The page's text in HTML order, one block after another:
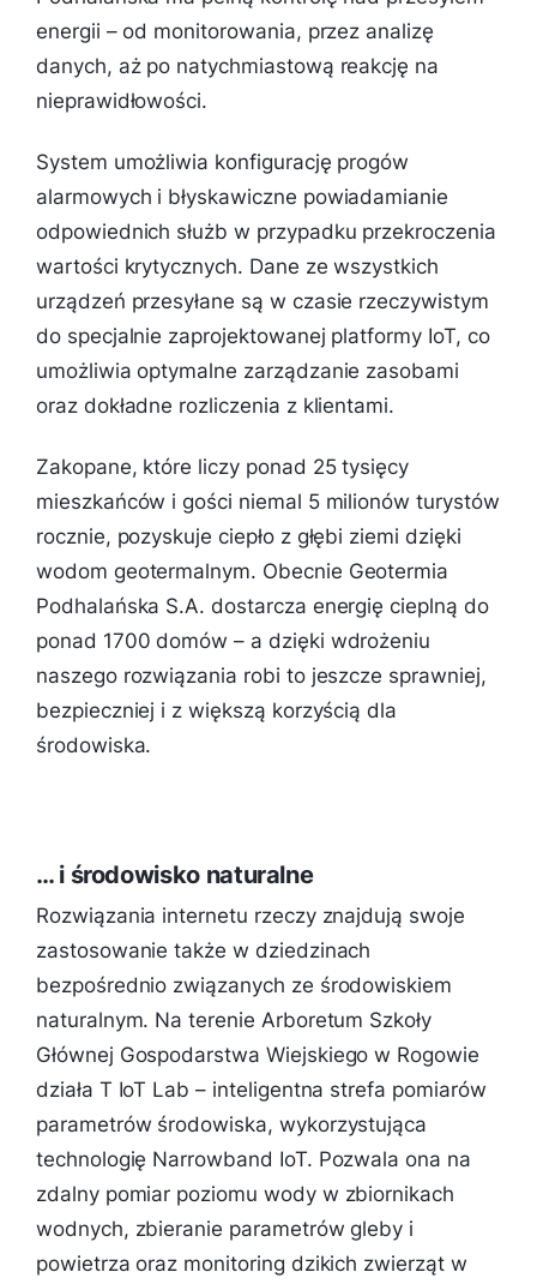
energii – od monitorowania, przez analizę
danych, aż po natychmiastową reakcję na
nieprawidłowości.
System umożliwia konfigurację progów
alarmowych i błyskawiczne powiadamianie
odpowiednich służb w przypadku przekroczenia
wartości krytycznych. Dane ze wszystkich
urządzeń przesyłane są w czasie rzeczywistym
do specjalnie zaprojektowanej platformy IoT, co
umożliwia optymalne zarządzanie zasobami
oraz dokładne rozliczenia z klientami.
Zakopane, które liczy ponad 25 tysięcy
mieszkańców i gości niemal 5 milionów turystów
rocznie, pozyskuje ciepło z głębi ziemi dzięki
wodom geotermalnym. Obecnie Geotermia
Podhalańska S.A. dostarcza energię cieplną do
ponad 1700 domów – a dzięki wdrożeniu
naszego rozwiązania robi to jeszcze sprawniej,
bezpieczniej i z większą korzyścią dla
środowiska.
… i środowisko naturalne
Rozwiązania internetu rzeczy znajdują swoje
zastosowanie także w dziedzinach
bezpośrednio związanych ze środowiskiem
naturalnym. Na terenie Arboretum Szkoły
Głównej Gospodarstwa Wiejskiego w Rogowie
działa T IoT Lab – inteligentna strefa pomiarów
parametrów środowiska, wykorzystująca
technologię Narrowband IoT. Pozwala ona na
zdalny pomiar poziomu wody w zbiornikach
wodnych, zbieranie parametrów gleby i
powietrza oraz monitoring dzikich zwierząt w